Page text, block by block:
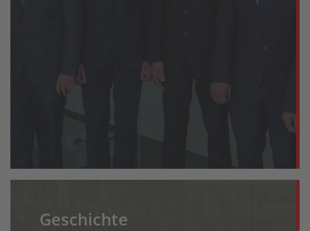
Geschichte